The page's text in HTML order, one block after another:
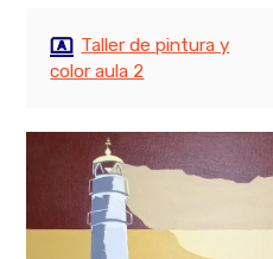
Taller de pintura y
color aula 2